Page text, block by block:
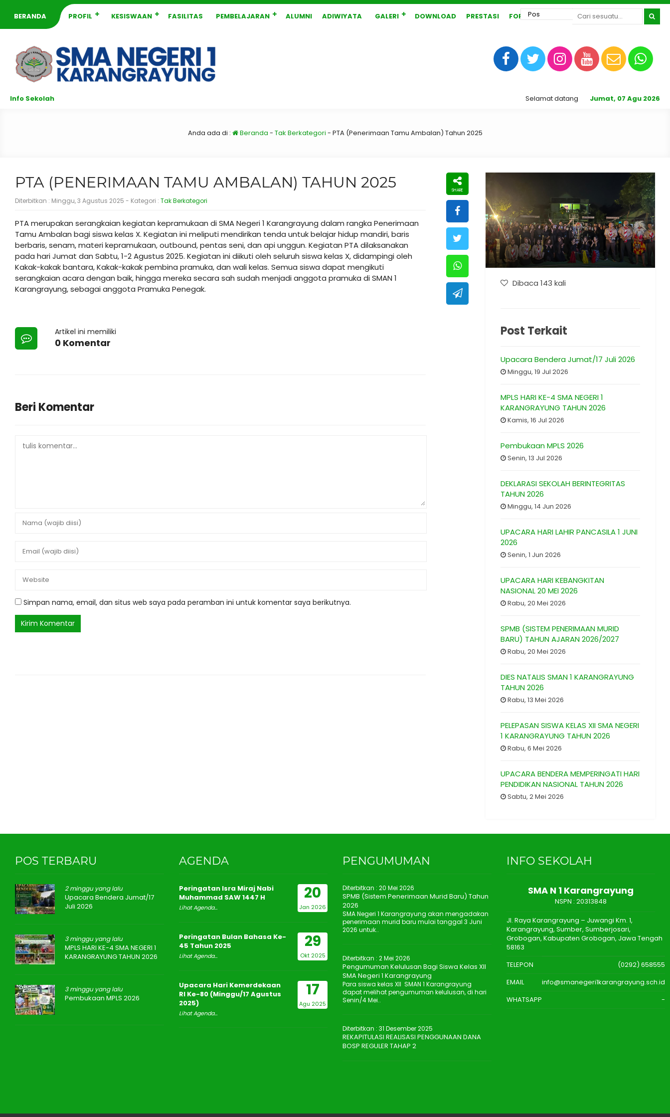
BERANDA PROFIL KESISWAAN FASILITAS PEMBELAJARAN ALUMNI ADIWIYATA GALERI DOWNLOAD PRESTASI FORUM
Info Sekolah Jumat, 07 Agu 2026
Selamat datang di Website Resmi SMA N 1
Anda ada di : Beranda - Tak Berkategori - PTA (Penerimaan Tamu Ambalan) Tahun 2025
PTA (PENERIMAAN TAMU AMBALAN) TAHUN 2025
Diterbitkan : Minggu, 3 Agustus 2025 - Kategori : Tak Berkategori
PTA merupakan serangkaian kegiatan kepramukaan di SMA Negeri 1 Karangrayung dalam rangka Penerimaan
Tamu Ambalan bagi siswa kelas X. Kegiatan ini meliputi mendirikan tenda untuk belajar hidup mandiri, baris
berbaris, senam, materi kepramukaan, outbound, pentas seni, dan api unggun. Kegiatan PTA dilaksanakan
pada hari Jumat dan Sabtu, 1-2 Agustus 2025. Kegiatan ini diikuti oleh seluruh siswa kelas X, didampingi oleh
Kakak-kakak bantara, Kakak-kakak pembina pramuka, dan wali kelas. Semua siswa dapat mengikuti
serangkaian acara dengan baik, hingga mereka secara sah sudah menjadi anggota pramuka di SMAN 1
Karangrayung, sebagai anggota Pramuka Penegak.
Artikel ini memiliki
0 Komentar
Beri Komentar
Simpan nama, email, dan situs web saya pada peramban ini untuk komentar saya berikutnya.
Dibaca 143 kali
Post Terkait
Upacara Bendera Jumat/17 Juli 2026
Minggu, 19 Jul 2026
MPLS HARI KE-4 SMA NEGERI 1
KARANGRAYUNG TAHUN 2026
Kamis, 16 Jul 2026
Pembukaan MPLS 2026
Senin, 13 Jul 2026
DEKLARASI SEKOLAH BERINTEGRITAS
TAHUN 2026
Minggu, 14 Jun 2026
UPACARA HARI LAHIR PANCASILA 1 JUNI
2026
Senin, 1 Jun 2026
UPACARA HARI KEBANGKITAN
NASIONAL 20 MEI 2026
Rabu, 20 Mei 2026
SPMB (SISTEM PENERIMAAN MURID
BARU) TAHUN AJARAN 2026/2027
Rabu, 20 Mei 2026
DIES NATALIS SMAN 1 KARANGRAYUNG
TAHUN 2026
Rabu, 13 Mei 2026
PELEPASAN SISWA KELAS XII SMA NEGERI
1 KARANGRAYUNG TAHUN 2026
Rabu, 6 Mei 2026
UPACARA BENDERA MEMPERINGATI HARI
PENDIDIKAN NASIONAL TAHUN 2026
Sabtu, 2 Mei 2026
POS TERBARU
2 minggu yang lalu
Upacara Bendera Jumat/17
Juli 2026
3 minggu yang lalu
MPLS HARI KE-4 SMA NEGERI 1
KARANGRAYUNG TAHUN 2026
3 minggu yang lalu
Pembukaan MPLS 2026
AGENDA
20
Jan 2026
Peringatan Isra Miraj Nabi
Muhammad SAW 1447 H
Lihat Agenda...
29
Okt 2025
Peringatan Bulan Bahasa Ke-
45 Tahun 2025
Lihat Agenda...
17
Agu 2025
Upacara Hari Kemerdekaan
RI Ke-80 (Minggu/17 Agustus
2025)
Lihat Agenda...
PENGUMUMAN
Diterbitkan : 20 Mei 2026
SPMB (Sistem Penerimaan Murid Baru) Tahun
2026
SMA Negeri 1 Karangrayung akan mengadakan
penerimaan murid baru mulai tanggal 3 Juni
2026 untuk..
Diterbitkan : 2 Mei 2026
Pengumuman Kelulusan Bagi Siswa Kelas XII
SMA Negeri 1 Karangrayung
Para siswa kelas XII SMAN 1 Karangrayung
dapat melihat pengumuman kelulusan, di hari
Senin/4 Mei..
Diterbitkan : 31 Desember 2025
REKAPITULASI REALISASI PENGGUNAAN DANA
BOSP REGULER TAHAP 2
INFO SEKOLAH
SMA N 1 Karangrayung
NSPN : 20313848
Jl. Raya Karangrayung – Juwangi Km. 1,
Karangrayung, Sumber, Sumberjosari,
Grobogan, Kabupaten Grobogan, Jawa Tengah
58163
TELEPON
(0292) 658555
EMAIL
info@smanegeri1karangrayung.sch.id
WHATSAPP
-